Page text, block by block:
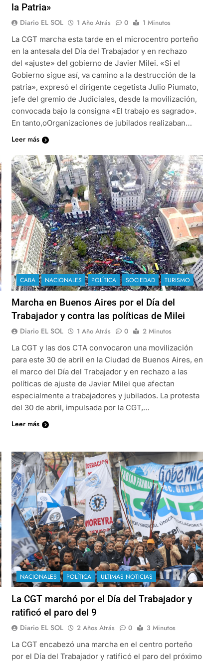
la Patria»
Diario EL SOL 1 Año Atrás 0
1 Minutos
La CGT marcha esta tarde en el microcentro porteño
en la antesala del Día del Trabajador y en rechazo
del «ajuste» del gobierno de Javier Milei. «Si el
Gobierno sigue así, va camino a la destrucción de la
patria», expresó el dirigente cegetista Julio Piumato,
jefe del gremio de Judiciales, desde la movilización,
convocada bajo la consigna «El trabajo es sagrado».
En tanto,oOrganizaciones de jubilados realizaban…
Leer más
CABA NACIONALES POLÍTICA SOCIEDAD TURISMO
Marcha en Buenos Aires por el Día del
Trabajador y contra las políticas de Milei
Diario EL SOL 1 Año Atrás 0
2 Minutos
La CGT y las dos CTA convocaron una movilización
para este 30 de abril en la Ciudad de Buenos Aires, en
el marco del Día del Trabajador y en rechazo a las
políticas de ajuste de Javier Milei que afectan
especialmente a trabajadores y jubilados. La protesta
del 30 de abril, impulsada por la CGT,…
Leer más
NACIONALES POLÍTICA ULTIMAS NOTICIAS
La CGT marchó por el Día del Trabajador y
ratificó el paro del 9
Diario EL SOL 2 Años Atrás 0
3 Minutos
La CGT encabezó una marcha en el centro porteño
por el Día del Trabajador y ratificó el paro del próximo